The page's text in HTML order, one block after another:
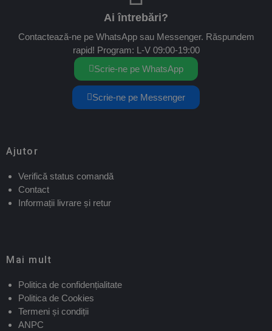
Ai întrebări?
Contactează-ne pe WhatsApp sau Messenger. Răspundem
rapid! Program: L-V 09:00-19:00
Scrie-ne pe WhatsApp
Scrie-ne pe Messenger
Ajutor
Verifică status comandă
Contact
Informații livrare și retur
Mai mult
Politica de confidențialitate
Politica de Cookies
Termeni și condiții
ANPC